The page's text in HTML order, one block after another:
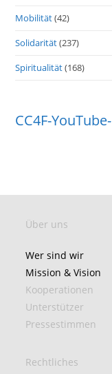
Mobilität(42)
Solidarität(237)
Spiritualität(168)
CC4F-
Über uns
Wer sind wir
Mission & Vision
Kooperationen
Unterstützer
Pressestimmen
Rechtliches